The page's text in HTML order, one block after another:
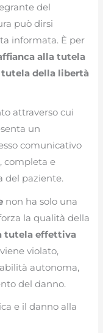
del
può dirsi
informata. È per
alla tutela
della libertà
attraverso cui
un
comunicativo
completa e
del paziente.
non ha solo una
la qualità della
tutela effettiva
violato,
autonoma,
del danno.
e il danno alla